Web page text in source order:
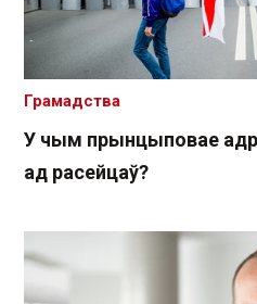
У чым прынцыповае
ад расейцаў?
Грамадства